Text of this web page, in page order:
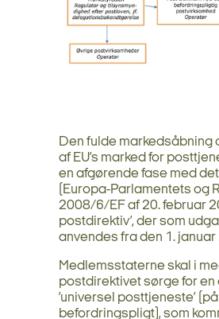
Den fulde markedsåbning
af EU’s marked for
en afgørende fase med
(Europa-Parlamentets og
2008/6/EF af 20. februar
postdirektiv’, der som
anvendes fra den 1. januar
Medlemsstaterne skal i
postdirektivet sørge for
’universel posttjeneste’
befordringspligt), som